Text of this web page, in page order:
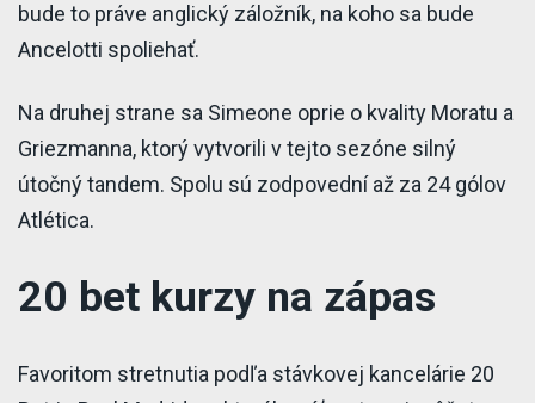
bude to práve anglický záložník, na koho sa bude
Ancelotti spoliehať.
Na druhej strane sa Simeone oprie o kvality Moratu a
Griezmanna, ktorý vytvorili v tejto sezóne silný
útočný tandem. Spolu sú zodpovední až za 24 gólov
Atlética.
20 bet kurzy na zápas
Favoritom stretnutia podľa stávkovej kancelárie 20